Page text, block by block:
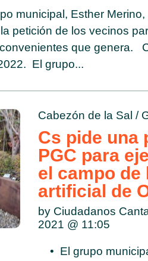
municipal, Esther
petición de los vecinos
que genera.
El grupo...
Cabezón de la Sal /
Cs pide una
PGC para
el campo de
artificial de
by Ciudadanos
2021 @ 11:05
• El grupo